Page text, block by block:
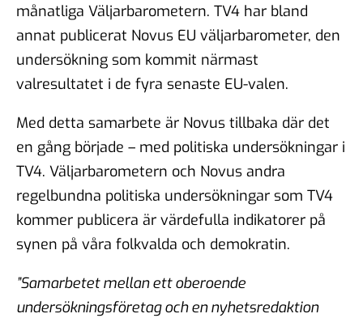
månatliga Väljarbarometern. TV4 har bland
annat publicerat Novus EU väljarbarometer, den
undersökning som kommit närmast
valresultatet i de fyra senaste EU-valen.
Med detta samarbete är Novus tillbaka där det
en gång började – med politiska undersökningar i
TV4. Väljarbarometern och Novus andra
regelbundna politiska undersökningar som TV4
kommer publicera är värdefulla indikatorer på
synen på våra folkvalda och demokratin.
”Samarbetet mellan ett oberoende
undersökningsföretag och en nyhetsredaktion